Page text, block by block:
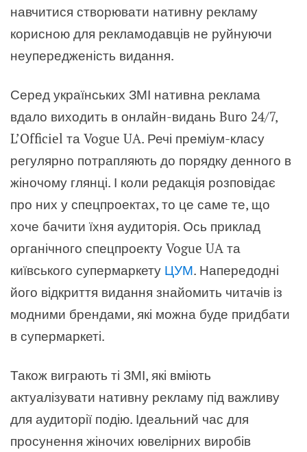
навчитися створювати нативну рекламу
корисною для рекламодавців не руйнуючи
неупередженість видання.
Серед українських ЗМІ нативна реклама
вдало виходить в онлайн-видань Buro 24/7,
L’Officiel та Vogue UA. Речі преміум-класу
регулярно потрапляють до порядку денного в
жіночому глянці. І коли редакція розповідає
про них у спецпроектах, то це саме те, що
хоче бачити їхня аудиторія. Ось приклад
органічного спецпроекту Vogue UA та
київського супермаркету ЦУМ. Напередодні
його відкриття видання знайомить читачів із
модними брендами, які можна буде придбати
в супермаркеті.
Також виграють ті ЗМІ, які вміють
актуалізувати нативну рекламу під важливу
для аудиторії подію. Ідеальний час для
просунення жіночих ювелірних виробів